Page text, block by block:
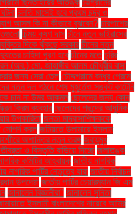
ছিনতাইয়ের আতঙ্ক চট্টগ্রামের
চলতি মাসেই হবে প্রথম চন্দ্র ও
আসল কি না কীভাবে বুঝবেন? চারপাশের
চিন্ময় কৃষ্ণ দাস চীনে নতুন ভাইরাসের
দিকে ঝুঁকছে সরকার চীনের নতুন
চাহিদা পূরণ হবে চীনের মতে চুরির
(অব.) মো. জাহাঙ্গীর আলম চৌধুরীর বাসা
জন্য সেরা তেল চৌদ্দগ্রামে বন্ধুর প্রেমে
নতুন দল গঠনে শেষ মুহূর্তেও সঙ্কট কাটেনি
চান না উমর আকমল ছেলেদের জন্য কোন
ক্রিম ব্যবহার ছেলেদের পছন্দের আধুনিক
উপকারিতা জনতা মাদ্রাসাশিক্ষককে
করল জমিয়তে উলামায়ে ইসলাম
অশান্তির নতুন তরঙ্গ জরায়ুমুখ
ও বিস্তৃতি বাড়িয়ে দিচ্ছে জলাতঙ্ক
কমিটির আহ্বায়ক জাতীয় নাগরিক
নাগরিক পার্টির নেতৃত্বে যারা জাতীয় নির্বাচন
উপদেষ্টা জাতীয় পার্টির চেয়ারম্যান জি এম
জানালেন বিজ্ঞানীরা" জানালেন সুনিতা
ইসলামী বাংলাদেশের নায়েবে আমির